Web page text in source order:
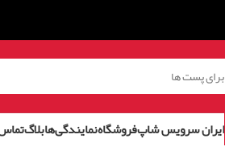
ایران سرویس شاپفروشگاهنمایندگی‌هابلاگ